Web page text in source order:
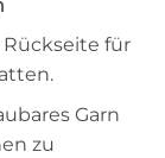
für
Garn
zu